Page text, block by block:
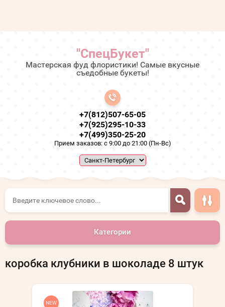
"СпецБукет"
Мастерская фуд флористики! Самые вкусные
съедобные букеты!
+7(812)507-65-05
+7(925)295-10-33
+7(499)350-25-20
Прием заказов: с 9:00 до 21:00 (Пн-Вс)
Категории
коробка клубники в шоколаде 8 штук
NEW